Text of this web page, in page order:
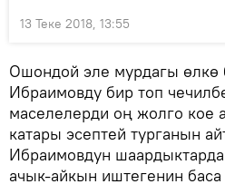
13 Теке 2018, 13:55
Ошондой эле мурдагы
Ибраимовду бир топ
маселелерди оң жолго кое
катары эсептей турганын
Ибраимовдун
ачык-айкын иштегенин